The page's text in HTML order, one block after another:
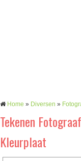
Home » Diversen »
Tekenen
Kleurplaat